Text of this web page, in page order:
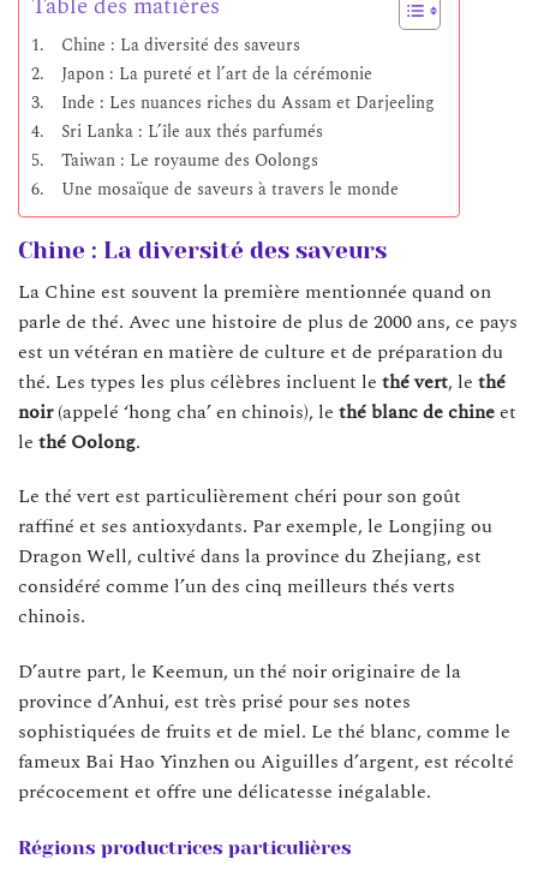
Chine : La diversité des saveurs
Japon : La pureté et l’art de la cérémonie
Inde : Les nuances riches du Assam et Darjeeling
Sri Lanka : L’île aux thés parfumés
Taiwan : Le royaume des Oolongs
Une mosaïque de saveurs à travers le monde
Chine : La diversité des saveurs
La Chine est souvent la première mentionnée quand on
parle de thé. Avec une histoire de plus de 2000 ans, ce pays
est un vétéran en matière de culture et de préparation du
thé. Les types les plus célèbres incluent le thé vert, le thé
noir(appelé ‘hong cha’ en chinois), le thé blanc de chineet
le thé Oolong.
Le thé vert est particulièrement chéri pour son goût
raffiné et ses antioxydants. Par exemple, le Longjing ou
Dragon Well, cultivé dans la province du Zhejiang, est
considéré comme l’un des cinq meilleurs thés verts
chinois.
D’autre part, le Keemun, un thé noir originaire de la
province d’Anhui, est très prisé pour ses notes
sophistiquées de fruits et de miel. Le thé blanc, comme le
fameux Bai Hao Yinzhen ou Aiguilles d’argent, est récolté
précocement et offre une délicatesse inégalable.
Régions productrices particulières